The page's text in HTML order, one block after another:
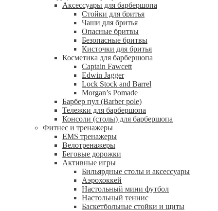
Аксессуары для барбершопа
Стойки для бритья
Чаши для бритья
Опасные бритвы
Безопасные бритвы
Кисточки для бритья
Косметика для барбершопа
Captain Fawcett
Edwin Jagger
Lock Stock and Barrel
Morgan’s Pomade
Барбер пул (Barber pole)
Тележки для барбершопа
Консоли (столы) для барбершопа
Фитнес и тренажеры
EMS тренажеры
Велотренажеры
Беговые дорожки
Активные игры
Бильярдные столы и аксессуары
Аэрохоккей
Настольный мини футбол
Настольный теннис
Баскетбольные стойки и щиты